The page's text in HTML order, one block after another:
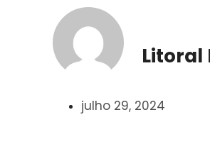
Litoral
julho 29, 2024